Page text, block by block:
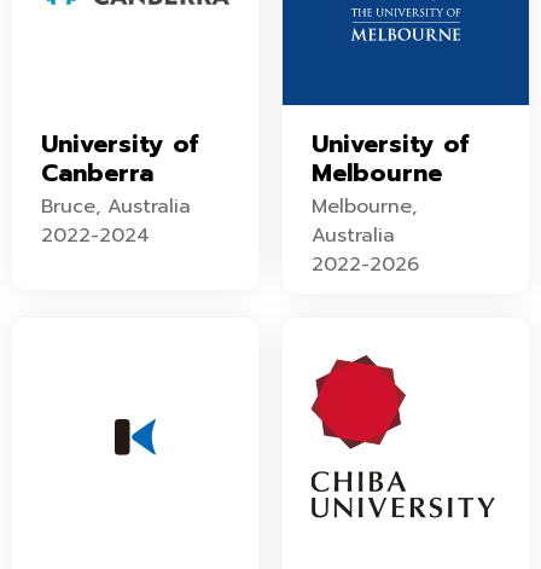
University of
Canberra
Bruce, Australia
2022-2024
University of
Melbourne
Melbourne,
Australia
2022-2026